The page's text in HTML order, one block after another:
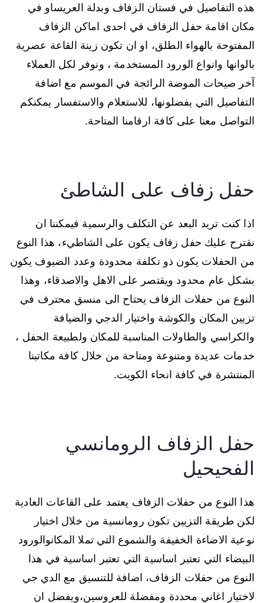
هذه التفاصيل في فستان الزفاف وبدلة العريساو في
مكان اقامة حفل الزفاف في احدى اماكن الزفاف
المفتوحة بالهواء الطلق، او ان تكون زينة القاعة عصرية
بالوانها وانواع الورود المستخدمة ، ونوفر لكل العملاء
آخر صيحات الموضة الرائجة في الموسم مع اضافة
التفاصيل التي يفضلونها، للاستعلام والاستفسار يمكنكم
التواصل معنا على كافة ارقامنا المتاحة.
حفل زفاف على الشاطئ
اذا كنت تريد البعد عن التكلف والرسمية فيمكننا ان
نقترح عليك حفل زفاف يكون على الشاطيء، هذا النوع
من الحفلات يكون ذو تكلفة محدودة وعدد الضيوف يكون
بشكل عام محدود ويقتصر على الاهل والاصدقاء، وهذا
النوع من حفلات الزفاف يحتاح الى منسق محترف في
تزيين المكان والكوشة واختيار الدجي والضيافة
والكراسي والطاولات المناسبة للمكان ولطبيعة الحفل ،
خدمات عديدة ومتنوعة ومتاحة من خلال كافة مكاتبنا
المنتشرة في كافة انحاء الكويت.
حفل الزفاف الرومانسي
الفحيحيل
هذا النوع من حفلات الزفاف يعتمد على القاعات العادية
لكن طريقة التزيين تكون رومانسية من خلال اختيار
نوعية الاضاءة الخفيفة والشموع التي تملا المكانوالورود
البيضاء التي تعتبر اساسية التي تعتبر اساسية في هذا
النوع من حفلات الزفاف، اضافة للتنسيق مع الدي جي
لاختيار اغاني محددة ومفضلة للعروسين،ويفضل ان